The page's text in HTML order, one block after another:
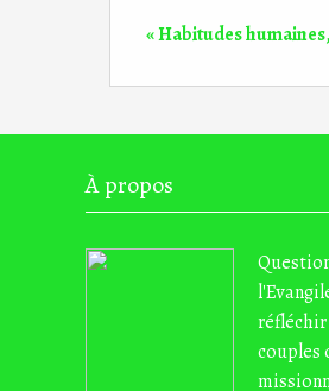
« Habitudes
À propos
réfléchir
couples